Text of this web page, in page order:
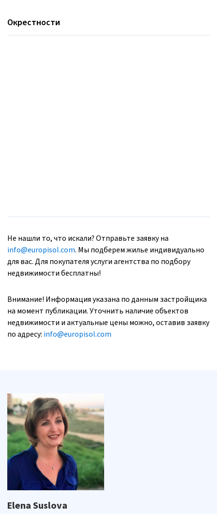
Окрестности
Не нашли то, что искали? Отправьте заявку на
info@europisol.com. Мы подберем жилье индивидуально
для вас. Для покупателя услуги агентства по подбору
недвижимости бесплатны!
Внимание! Информация указана по данным застройщика
на момент публикации. Уточнить наличие объектов
недвижимости и актуальные цены можно, оставив заявку
по адресу: info@europisol.com
Elena Suslova